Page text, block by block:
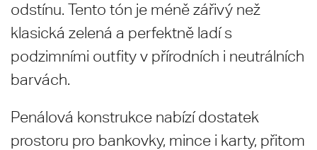
odstínu. Tento tón je méně zářivý než
klasická zelená a perfektně ladí s
podzimními outfity v přírodních i neutrálních
barvách.
Penálová konstrukce nabízí dostatek
prostoru pro bankovky, mince i karty, přitom